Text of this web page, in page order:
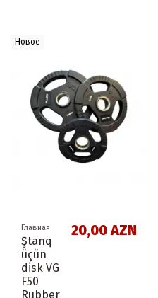
Новое
Главная
Ştanq
üçün
disk VG
F50
Rubber
20,00 AZN